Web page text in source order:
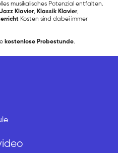
musikalisches Potenzial entfalten.
Jazz Klavier, Klassik Klavier,
Kosten sind dabei immer
kostenlose Probestunde.